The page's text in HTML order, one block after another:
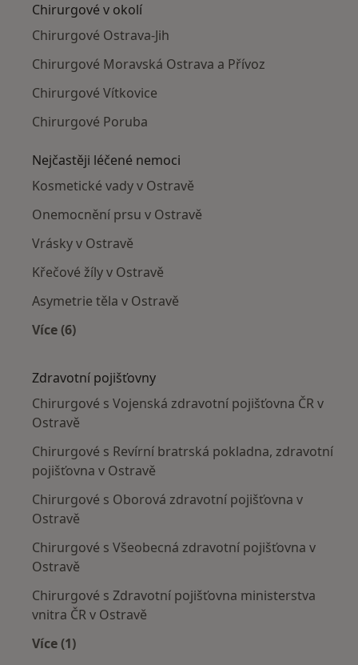
Chirurgové v okolí
Chirurgové Ostrava-Jih
Chirurgové Moravská Ostrava a Přívoz
Chirurgové Vítkovice
Chirurgové Poruba
Nejčastěji léčené nemoci
Kosmetické vady v Ostravě
Onemocnění prsu v Ostravě
Vrásky v Ostravě
Křečové žíly v Ostravě
Asymetrie těla v Ostravě
Více (6)
Zdravotní pojišťovny
Chirurgové s Vojenská zdravotní pojišťovna ČR v
Ostravě
Chirurgové s Revírní bratrská pokladna, zdravotní
pojišťovna v Ostravě
Chirurgové s Oborová zdravotní pojišťovna v
Ostravě
Chirurgové s Všeobecná zdravotní pojišťovna v
Ostravě
Chirurgové s Zdravotní pojišťovna ministerstva
vnitra ČR v Ostravě
Více (1)